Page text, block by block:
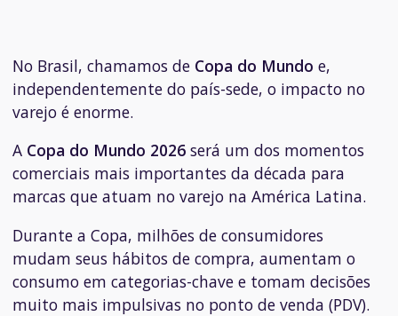
No Brasil, chamamos de Copa do Mundo e,
independentemente do país-sede, o impacto no
varejo é enorme.
A Copa do Mundo 2026 será um dos momentos
comerciais mais importantes da década para
marcas que atuam no varejo na América Latina.
Durante a Copa, milhões de consumidores
mudam seus hábitos de compra, aumentam o
consumo em categorias-chave e tomam decisões
muito mais impulsivas no ponto de venda (PDV).